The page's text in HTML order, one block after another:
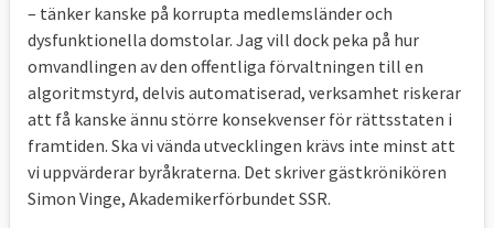
– tänker kanske på korrupta medlemsländer och
dysfunktionella domstolar. Jag vill dock peka på hur
omvandlingen av den offentliga förvaltningen till en
algoritmstyrd, delvis automatiserad, verksamhet riskerar
att få kanske ännu större konsekvenser för rättsstaten i
framtiden. Ska vi vända utvecklingen krävs inte minst att
vi uppvärderar byråkraterna. Det skriver gästkrönikören
Simon Vinge, Akademikerförbundet SSR.